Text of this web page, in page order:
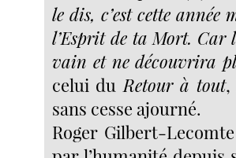
le dis, c’est cette année
l’Esprit de ta Mort. Car
vain et ne découvrira
celui duRetour à tout,
sans cesse ajourné.
Roger Gilbert-